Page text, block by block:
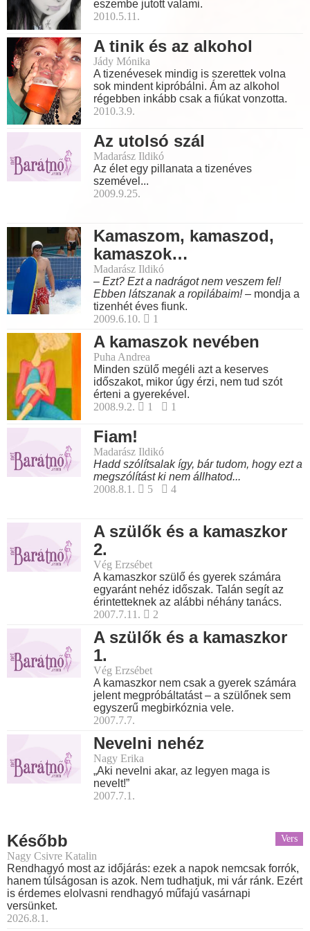
eszembe jutott valami.
2010.5.11.
A tinik és az alkohol
Jády Mónika
A tizenévesek mindig is szerettek volna
sok mindent kipróbálni. Ám az alkohol
régebben inkább csak a fiúkat vonzotta.
2010.3.9.
Az utolsó szál
Madarász Ildikó
Az élet egy pillanata a tizenéves
szemével...
2009.9.25.
Kamaszom, kamaszod,
kamaszok…
Madarász Ildikó
– Ezt? Ezt a nadrágot nem veszem fel!
Ebben látszanak a ropilábaim!– mondja a
tizenhét éves fiunk.
2009.6.10.
1
A kamaszok nevében
Puha Andrea
Minden szülő megéli azt a keserves
időszakot, mikor úgy érzi, nem tud szót
érteni a gyerekével.
2008.9.2.
1 1
Fiam!
Madarász Ildikó
Hadd szólítsalak így, bár tudom, hogy ezt a
megszólítást ki nem állhatod...
2008.8.1.
5 4
A szülők és a kamaszkor
2.
Vég Erzsébet
A kamaszkor szülő és gyerek számára
egyaránt nehéz időszak. Talán segít az
érintetteknek az alábbi néhány tanács.
2007.7.11.
2
A szülők és a kamaszkor
1.
Vég Erzsébet
A kamaszkor nem csak a gyerek számára
jelent megpróbáltatást – a szülőnek sem
egyszerű megbirkóznia vele.
2007.7.7.
Nevelni nehéz
Nagy Erika
„Aki nevelni akar, az legyen maga is
nevelt!”
2007.7.1.
Vers
Később
Nagy Csivre Katalin
Rendhagyó most az időjárás: ezek a napok nemcsak forrók,
hanem túlságosan is azok. Nem tudhatjuk, mi vár ránk. Ezért
is érdemes elolvasni rendhagyó műfajú vasárnapi
versünket.
2026.8.1.